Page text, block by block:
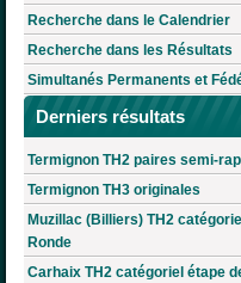
Recherche dans le Calendrier
Recherche dans les Résultats
Simultanés Permanents et
Derniers résultats
Termignon TH2 paires semi-
Termignon TH3 originales
Muzillac (Billiers) TH2
Ronde
Carhaix TH2 catégoriel étape